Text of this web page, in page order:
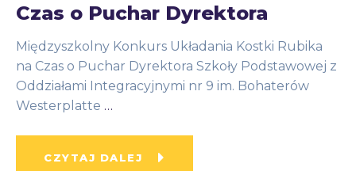
Czas o Puchar Dyrektora
Międzyszkolny Konkurs Układania Kostki Rubika
na Czas o Puchar Dyrektora Szkoły Podstawowej z
Oddziałami Integracyjnymi nr 9 im. Bohaterów
Westerplatte …
CZYTAJ DALEJ